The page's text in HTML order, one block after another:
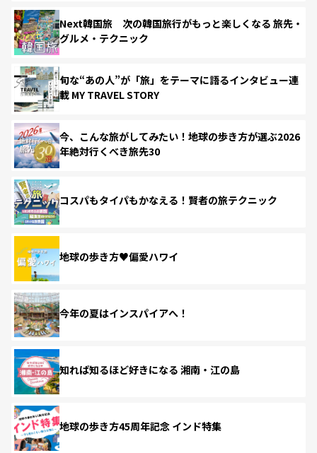
Next韓国旅 次の韓国旅行がもっと楽しくなる 旅先・
グルメ・テクニック
旬な“あの人”が「旅」をテーマに語るインタビュー連
載 MY TRAVEL STORY
今、こんな旅がしてみたい！地球の歩き方が選ぶ2026
年絶対行くべき旅先30
コスパもタイパもかなえる！賢者の旅テクニック
地球の歩き方♥偏愛ハワイ
今年の夏はインスパイアへ！
知れば知るほど好きになる 湘南・江の島
地球の歩き方45周年記念 インド特集